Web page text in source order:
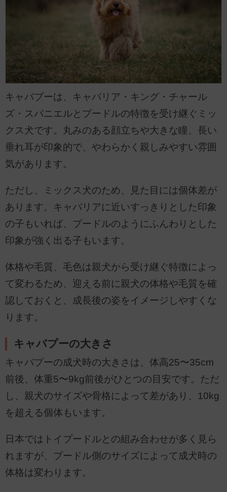
キャバプーは、キャバリア・キング・チャール
ズ・スパニエルとプードルの特徴を受け継ぐミッ
クス犬です。丸みのある顔立ちや大きな瞳、長い
垂れ耳が印象的で、やわらかく親しみやすい雰囲
気があります。
ただし、ミックス犬のため、見た目には個体差が
あります。キャバリアに近いすっきりとした印象
の子もいれば、プードルのようにふんわりとした
印象が強く出る子もいます。
体格や毛質、毛色は親犬から受け継ぐ特徴によっ
て変わるため、迎える前に親犬の体格や毛質を確
認しておくと、成長後の姿をイメージしやすくな
ります。
キャバプーの大きさ
キャバプーの成犬時の大きさは、体高25〜35cm
前後、体重5〜9kg前後がひとつの目安です。ただ
し、親犬のサイズや骨格によって差があり、10kg
を超える個体もいます。
日本ではトイプードルとの組み合わせが多く見ら
れますが、プードル側のサイズによって成犬時の
体格は変わります。